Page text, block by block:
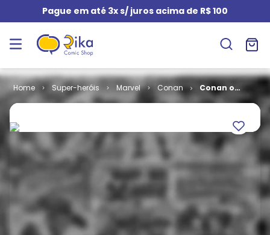
Pague em até 3x s/ juros acima de R$ 100
Super-heróis Marvel Conan
Conan o
Bárbaro # 03